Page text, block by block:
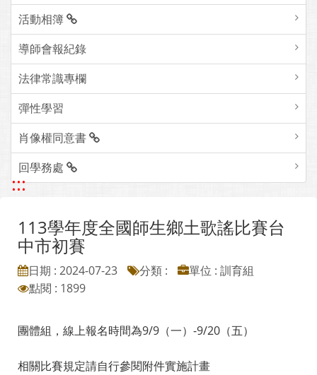
活動相簿
導師會報紀錄
法律常識專欄
彈性學習
肖像權同意書
回學務處
:::
113學年度全國師生鄉土歌謠比賽台
中市初賽
日期 : 2024-07-23 分類 :
單位 : 訓育組
點閱 : 1899
團體組，線上報名時間為9/9（一）-9/20（五）
相關比賽規定請自行參閱附件實施計畫